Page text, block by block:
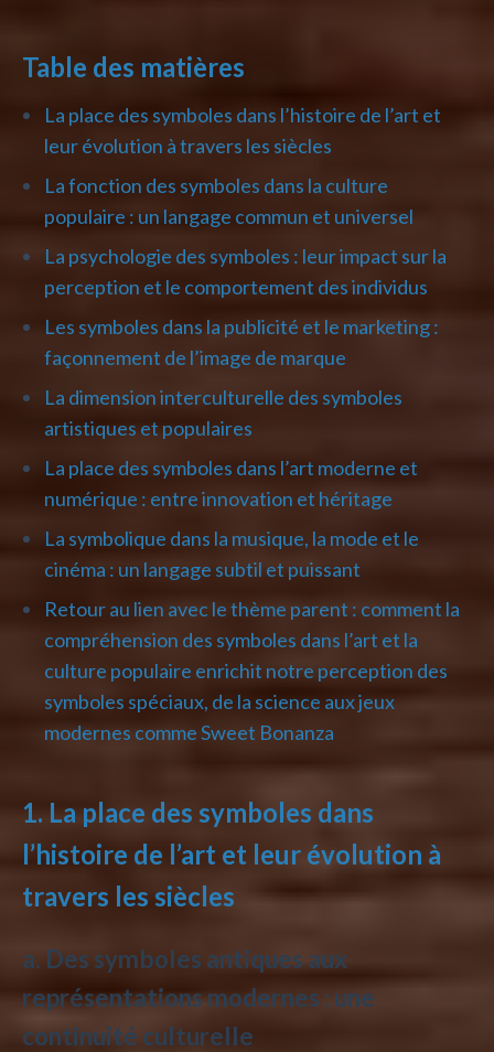
Table des matières
La place des symboles dans l’histoire de l’art et
leur évolution à travers les siècles
La fonction des symboles dans la culture
populaire : un langage commun et universel
La psychologie des symboles : leur impact sur la
perception et le comportement des individus
Les symboles dans la publicité et le marketing :
façonnement de l’image de marque
La dimension interculturelle des symboles
artistiques et populaires
La place des symboles dans l’art moderne et
numérique : entre innovation et héritage
La symbolique dans la musique, la mode et le
cinéma : un langage subtil et puissant
Retour au lien avec le thème parent : comment la
compréhension des symboles dans l’art et la
culture populaire enrichit notre perception des
symboles spéciaux, de la science aux jeux
modernes comme Sweet Bonanza
1. La place des symboles dans
l’histoire de l’art et leur évolution à
travers les siècles
a. Des symboles antiques aux
représentations modernes : une
continuité culturelle